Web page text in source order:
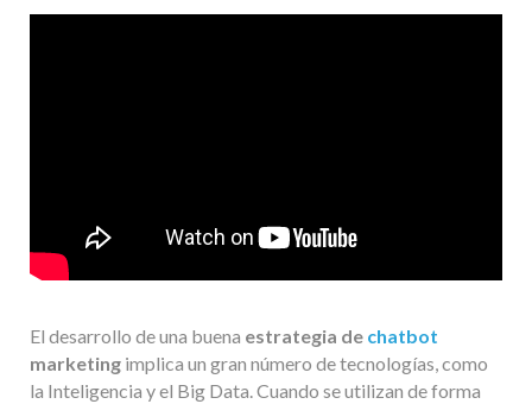
El desarrollo de una buena estrategia de chatbot
marketing implica un gran número de tecnologías, como
la Inteligencia y el Big Data. Cuando se utilizan de forma